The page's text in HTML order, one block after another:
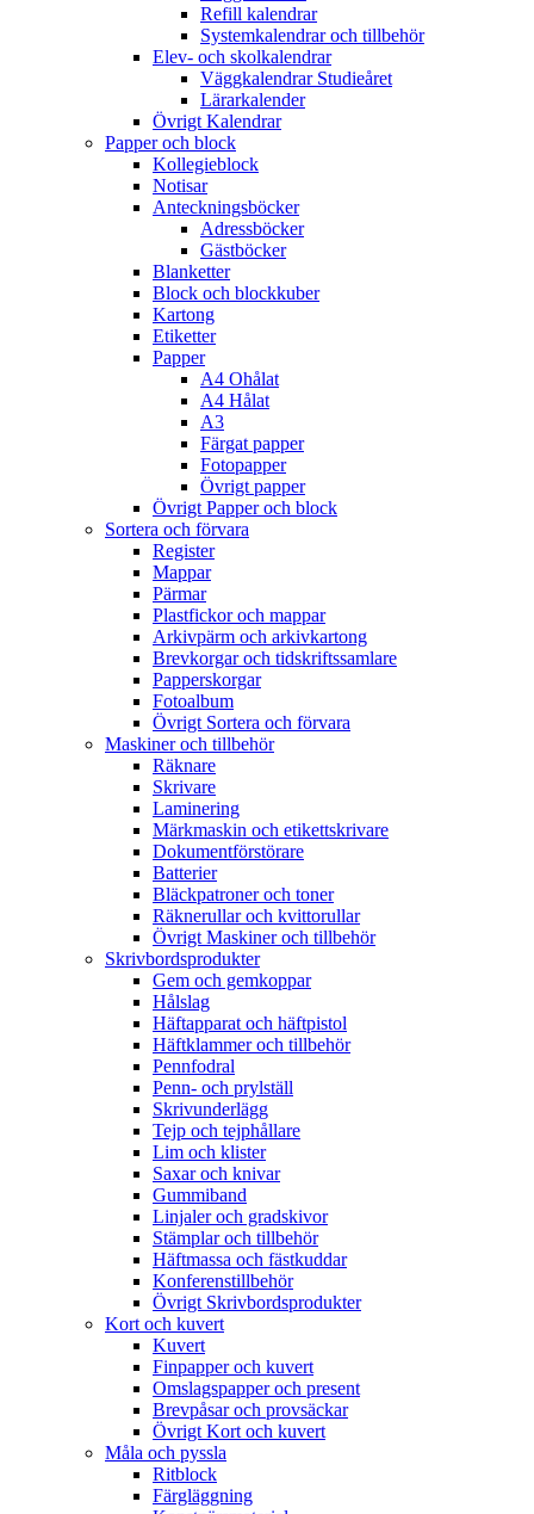
Refill kalendrar
Systemkalendrar och tillbehör
Elev- och skolkalendrar
Väggkalendrar Studieåret
Lärarkalender
Övrigt Kalendrar
Papper och block
Kollegieblock
Notisar
Anteckningsböcker
Adressböcker
Gästböcker
Blanketter
Block och blockkuber
Kartong
Etiketter
Papper
A4 Ohålat
A4 Hålat
A3
Färgat papper
Fotopapper
Övrigt papper
Övrigt Papper och block
Sortera och förvara
Register
Mappar
Pärmar
Plastfickor och mappar
Arkivpärm och arkivkartong
Brevkorgar och tidskriftssamlare
Papperskorgar
Fotoalbum
Övrigt Sortera och förvara
Maskiner och tillbehör
Räknare
Skrivare
Laminering
Märkmaskin och etikettskrivare
Dokumentförstörare
Batterier
Bläckpatroner och toner
Räknerullar och kvittorullar
Övrigt Maskiner och tillbehör
Skrivbordsprodukter
Gem och gemkoppar
Hålslag
Häftapparat och häftpistol
Häftklammer och tillbehör
Pennfodral
Penn- och prylställ
Skrivunderlägg
Tejp och tejphållare
Lim och klister
Saxar och knivar
Gummiband
Linjaler och gradskivor
Stämplar och tillbehör
Häftmassa och fästkuddar
Konferenstillbehör
Övrigt Skrivbordsprodukter
Kort och kuvert
Kuvert
Finpapper och kuvert
Omslagspapper och present
Brevpåsar och provsäckar
Övrigt Kort och kuvert
Måla och pyssla
Ritblock
Färgläggning